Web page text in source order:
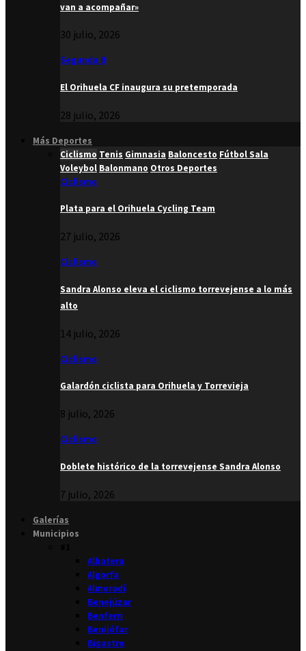
van a acompañar»
30 julio, 2026
Segunda B
El Orihuela CF inaugura su pretemporada
28 julio, 2026
Más Deportes
Ciclismo Tenis Gimnasia Baloncesto Fútbol Sala
Voleybol Balonmano Otros Deportes
Ciclismo
Plata para el Orihuela Cycling Team
27 julio, 2026
Ciclismo
Sandra Alonso eleva el ciclismo torrevejense a lo más
alto
14 julio, 2026
Ciclismo
Galardón ciclista para Orihuela y Torrevieja
8 julio, 2026
Ciclismo
Doblete histórico de la torrevejense Sandra Alonso
7 julio, 2026
Galerías
Municipios
Albatera
Algorfa
Almoradí
Benejúzar
Benferri
Benijófar
Bigastro